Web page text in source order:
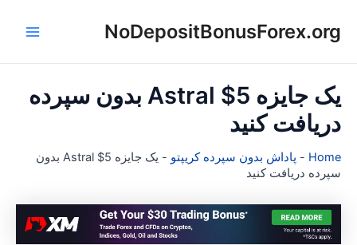
یک جایزه Astral $5 بدون سپرده
کنید
-پاداش بدون سپرده کریپتو -
یک جایزه Astral $5 بدون
دریافت کنید